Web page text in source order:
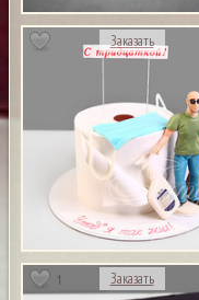
Заказать
1 Заказать